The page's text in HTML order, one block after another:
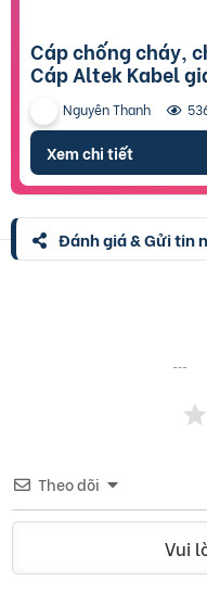
Cáp chống cháy, chống nhiễu 2×1.5mm2 –
Cáp Altek Kabel
Nguyên Thanh
Xem chi tiết
Đánh giá & Gửi tin
Theo dõi
Vui